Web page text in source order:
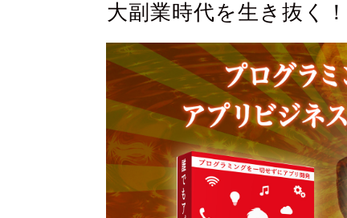
大副業時代を生き抜く